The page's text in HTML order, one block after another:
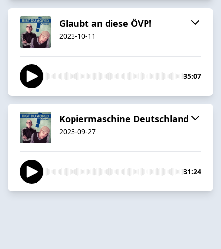
Glaubt an diese ÖVP!
2023-10-11
35:07
Kopiermaschine Deutschland
2023-09-27
31:24